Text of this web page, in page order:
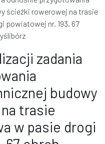
ścieżki rowerowej na trasie
powiatowej nr. 193, 67
zadania
budowy
trasie
w pasie drogi